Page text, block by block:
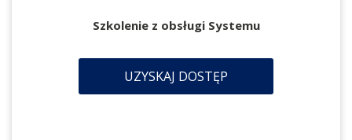
Szkolenie z obsługi Systemu
UZYSKAJ DOSTĘP